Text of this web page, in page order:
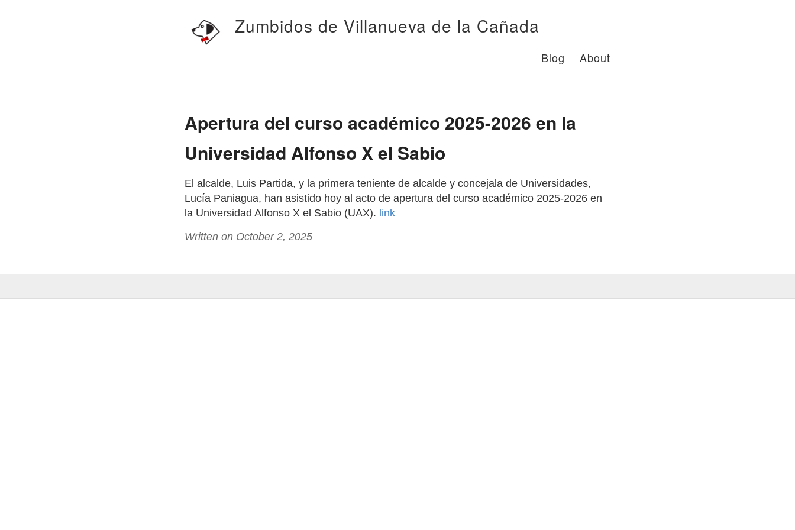
Zumbidos de Villanueva de la Cañada
Blog About
Apertura del curso académico 2025-2026 en la
Universidad Alfonso X el Sabio
El alcalde, Luis Partida, y la primera teniente de alcalde y concejala de Universidades,
Lucía Paniagua, han asistido hoy al acto de apertura del curso académico 2025-2026 en
la Universidad Alfonso X el Sabio (UAX). link
Written on October 2, 2025